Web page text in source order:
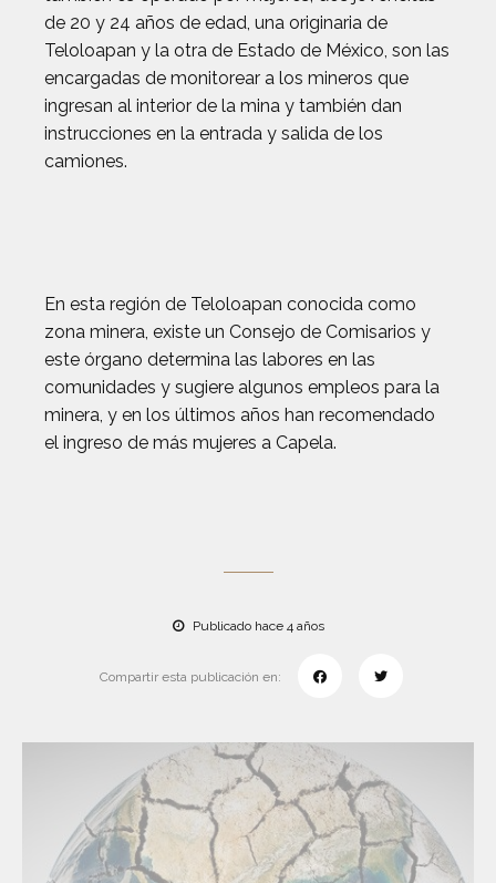
de 20 y 24 años de edad, una originaria de
Teloloapan y la otra de Estado de México, son las
encargadas de monitorear a los mineros que
ingresan al interior de la mina y también dan
instrucciones en la entrada y salida de los
camiones.
En esta región de Teloloapan conocida como
zona minera, existe un Consejo de Comisarios y
este órgano determina las labores en las
comunidades y sugiere algunos empleos para la
minera, y en los últimos años han recomendado
el ingreso de más mujeres a Capela.
Publicado hace 4 años
Compartir esta publicación en: